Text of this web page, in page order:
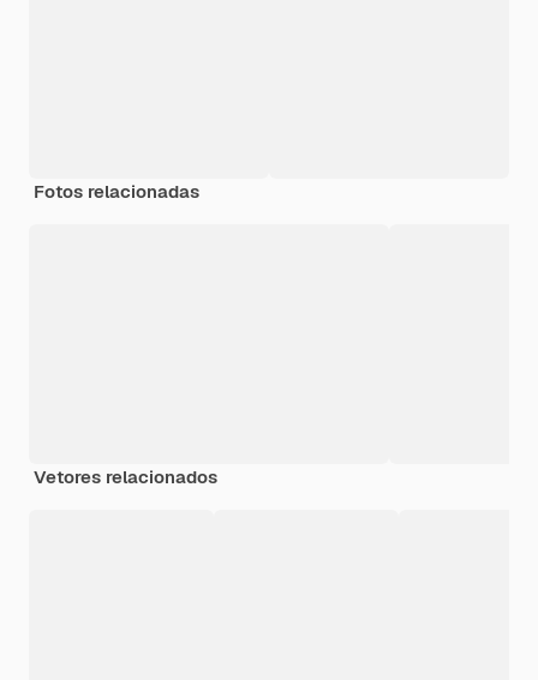
Fotos relacionadas
Vetores relacionados